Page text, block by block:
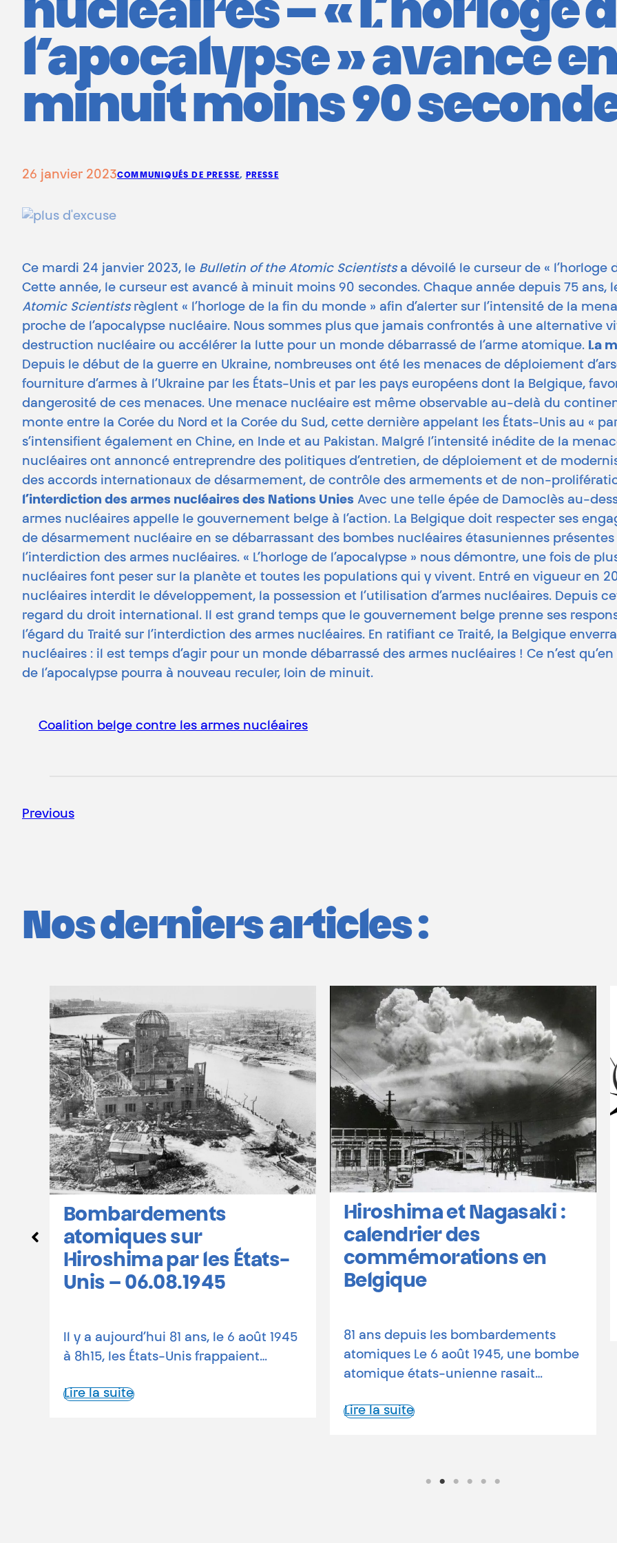
nucléaires – « L’horloge
l’apocalypse » avance
minuit moins 90
26 janvier 2023COMMUNIQUÉS DE PRESSE, PRESSE
Ce mardi 24 janvier 2023, le Bulletin of the Atomic Scientistsa dévoilé le curseur de « l’horloge
Cette année, le curseur est avancé à minuit moins 90 secondes. Chaque année depuis 75 ans,
Atomic Scientistsrèglent « l’horloge de la fin du monde » afin d’alerter sur l’intensité de la
proche de l’apocalypse nucléaire. Nous sommes plus que jamais confrontés à une alternative
destruction nucléaire ou accélérer la lutte pour un monde débarrassé de l’arme atomique. La
Depuis le début de la guerre en Ukraine, nombreuses ont été les menaces de déploiement
fourniture d’armes à l’Ukraine par les États-Unis et par les pays européens dont la Belgique,
dangerosité de ces menaces. Une menace nucléaire est même observable au-delà du
monte entre la Corée du Nord et la Corée du Sud, cette dernière appelant les États-Unis au «
s’intensifient également en Chine, en Inde et au Pakistan. Malgré l’intensité inédite de la
nucléaires ont annoncé entreprendre des politiques d’entretien, de déploiement et de
des accords internationaux de désarmement, de contrôle des armements et de non-
l’interdiction des armes nucléaires des Nations Unies Avec une telle épée de Damoclès au-
armes nucléaires appelle le gouvernement belge à l’action. La Belgique doit respecter ses
de désarmement nucléaire en se débarrassant des bombes nucléaires étasuniennes
l’interdiction des armes nucléaires. « L’horloge de l’apocalypse » nous démontre, une fois de
nucléaires font peser sur la planète et toutes les populations qui y vivent. Entré en vigueur en
nucléaires interdit le développement, la possession et l’utilisation d’armes nucléaires. Depuis
regard du droit international. Il est grand temps que le gouvernement belge prenne ses
l’égard du Traité sur l’interdiction des armes nucléaires. En ratifiant ce Traité, la Belgique
nucléaires : il est temps d’agir pour un monde débarrassé des armes nucléaires ! Ce n’est
de l’apocalypse pourra à nouveau reculer, loin de minuit.
Coalition belge contre les armes nucléaires
Previous
Nos derniers articles :
Hiroshima et Nagasaki :
calendrier des
commémorations en
Belgique
81 ans depuis les bombardements
atomiques Le 6 août 1945, une bombe
La CNAPD recrute des
bénévoles !
Des personnes oisives ou oiseaux,
ordinaires donc extraordinaires,
avec un peu de temps libre et l’envie
de s’investir…